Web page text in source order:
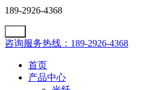
189-2926-4368
咨询服务热线：189-2926-4368
首页
产品中心